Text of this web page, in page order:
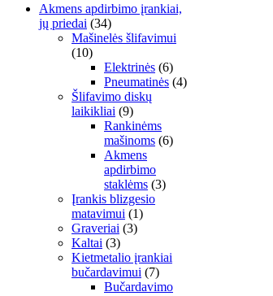
Akmens apdirbimo įrankiai,
jų priedai (34)
Mašinelės šlifavimui
(10)
Elektrinės (6)
Pneumatinės (4)
Šlifavimo diskų
laikikliai (9)
Rankinėms
mašinoms (6)
Akmens
apdirbimo
staklėms (3)
Įrankis blizgesio
matavimui (1)
Graveriai (3)
Kaltai (3)
Kietmetalio įrankiai
bučardavimui (7)
Bučardavimo